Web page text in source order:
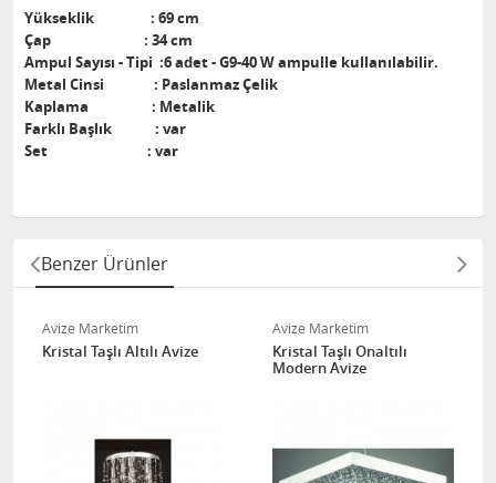
Yükseklik : 69 cm
Çap : 34 cm
Ampul Sayısı - Tipi :6 adet - G9-40 W ampulle kullanılabilir.
Metal Cinsi : Paslanmaz Çelik
Kaplama : Metalik
Farklı Başlık : var
Set : var
Benzer Ürünler
Avize Marketim
Kristal Taşlı Altılı Avize
Avize Marketim
Kristal Taşlı Onaltılı
Modern Avize